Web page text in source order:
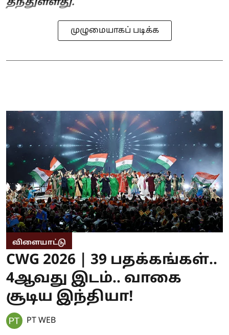
தந்துள்ளது.
முழுமையாகப் படிக்க
விளையாட்டு
CWG 2026 | 39 பதக்கங்கள்..
4ஆவது இடம்.. வாகை
சூடிய இந்தியா!
PT WEB